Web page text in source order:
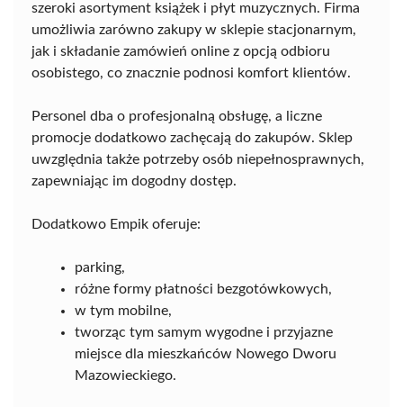
szeroki asortyment książek i płyt muzycznych. Firma
umożliwia zarówno zakupy w sklepie stacjonarnym,
jak i składanie zamówień online z opcją odbioru
osobistego, co znacznie podnosi komfort klientów.
Personel dba o profesjonalną obsługę, a liczne
promocje dodatkowo zachęcają do zakupów. Sklep
uwzględnia także potrzeby osób niepełnosprawnych,
zapewniając im dogodny dostęp.
Dodatkowo Empik oferuje:
parking,
różne formy płatności bezgotówkowych,
w tym mobilne,
tworząc tym samym wygodne i przyjazne
miejsce dla mieszkańców Nowego Dworu
Mazowieckiego.